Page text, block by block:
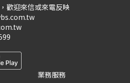
歡迎來信或來電反映
業務服務